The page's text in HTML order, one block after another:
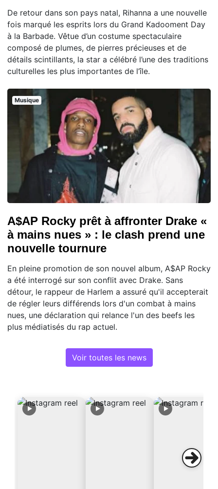
De retour dans son pays natal, Rihanna a une nouvelle
fois marqué les esprits lors du Grand Kadooment Day
à la Barbade. Vêtue d’un costume spectaculaire
composé de plumes, de pierres précieuses et de
détails scintillants, la star a célébré l’une des traditions
culturelles les plus importantes de l’île.
Musique
A$AP Rocky prêt à affronter Drake «
à mains nues » : le clash prend une
nouvelle tournure
En pleine promotion de son nouvel album, A$AP Rocky
a été interrogé sur son conflit avec Drake. Sans
détour, le rappeur de Harlem a assuré qu'il accepterait
de régler leurs différends lors d'un combat à mains
nues, une déclaration qui relance l'un des beefs les
plus médiatisés du rap actuel.
Voir toutes les news